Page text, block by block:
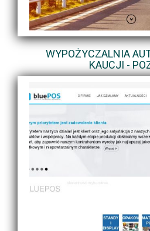
WYPOŻYCZALNIA
KAUCJI -